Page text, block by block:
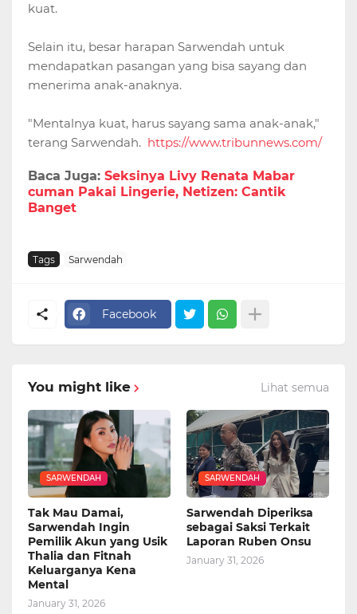
kuat.
Selain itu, besar harapan Sarwendah untuk
mendapatkan pasangan yang bisa sayang dan
menerima anak-anaknya.
"Mentalnya kuat, harus sayang sama anak-anak,"
terang Sarwendah. https://www.tribunnews.com/
Baca Juga: Seksinya Livy Renata Mabar
cuman Pakai Lingerie, Netizen: Cantik
Banget
Tags Sarwendah
Facebook
You might like Lihat semua
SARWENDAH
Tak Mau Damai,
Sarwendah Ingin
Pemilik Akun yang Usik
Thalia dan Fitnah
Keluarganya Kena
Mental
January 31, 2026
SARWENDAH
Sarwendah Diperiksa
sebagai Saksi Terkait
Laporan Ruben Onsu
January 31, 2026